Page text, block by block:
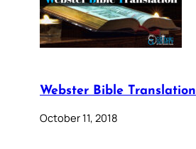
Webster Bible Translation
October 11, 2018